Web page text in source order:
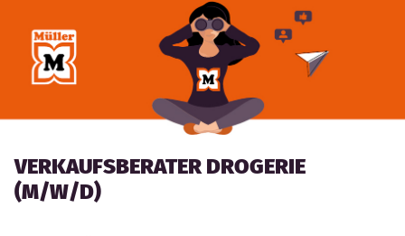
VERKAUFSBERATER DROGERIE
(M/W/D)